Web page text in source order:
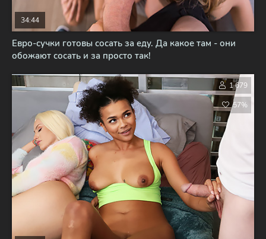
Евро-сучки готовы сосать за еду. Да какое там - они
обожают сосать и за просто так!
34:44
1 679
57%